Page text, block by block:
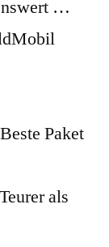
…
Paket
als